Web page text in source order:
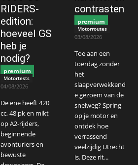
RIDERS-
edition:
hoeveel GS
heb je
nodig?
premium
Motortests
04/08/2026
De ene heeft 420
cc, 48 pk en mikt
op A2-rijders,
beginnende
avonturiers en
bewuste
contrasten
premium
Motorroutes
03/08/2026
Toe aan een
toerdag zonder
het
slaapverwekkend
e gezoem van de
snelweg? Spring
op je motor en
ontdek hoe
verrassend
veelzijdig Utrecht
is. Deze rit...